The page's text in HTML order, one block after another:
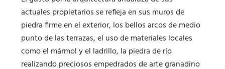
actuales propietarios se refleja en sus muros de
piedra firme en el exterior, los bellos arcos de medio
punto de las terrazas, el uso de materiales locales
como el mármol y el ladrillo, la piedra de río
realizando preciosos empedrados de arte granadino